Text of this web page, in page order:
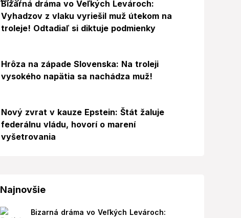
Bizarná dráma vo Veľkých Levároch:
Vyhadzov z vlaku vyriešil muž útekom na
troleje! Odtadiaľ si diktuje podmienky
Hrôza na západe Slovenska: Na troleji
vysokého napätia sa nachádza muž!
Nový zvrat v kauze Epstein: Štát žaluje
federálnu vládu, hovorí o marení
vyšetrovania
Najnovšie
Bizarná dráma vo Veľkých Levároch: